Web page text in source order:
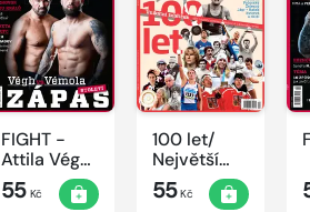
FIGHT -
Attila Végh
vs. Karlos
Vémola
55Kč
100 let/
Největší
okamžiky
českého
55Kč